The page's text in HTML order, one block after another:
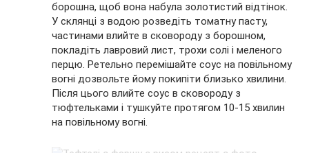
борошна, щоб вона набула золотистий відтінок.
У склянці з водою розведіть томатну пасту,
частинами влийте в сковороду з борошном,
покладіть лавровий лист, трохи солі і меленого
перцю. Ретельно перемішайте соус на повільному
вогні дозвольте йому покипіти близько хвилини.
Після цього влийте соус в сковороду з
тюфтельками і тушкуйте протягом 10-15 хвилин
на повільному вогні.